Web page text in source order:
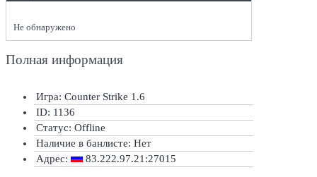
Не обнаружено
Полная информация
Игра: Counter Strike 1.6
ID: 1136
Статус: Offline
Наличие в банлисте: Нет
Адрес:
83.222.97.21:27015